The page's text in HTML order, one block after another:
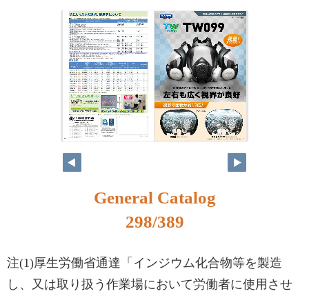
282 283
General Catalog
298/389
注(1)厚生労働省通達「インジウム化合物等を製造
し、又は取り扱う作業場において労働者に使用させ